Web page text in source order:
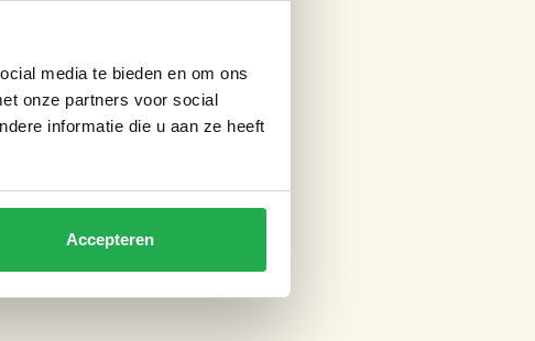
media te bieden en om ons
onze partners voor social
informatie die u aan ze heeft
Accepteren